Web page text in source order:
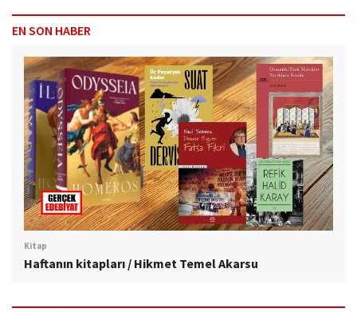
EN SON HABER
Kitap
Haftanın kitapları / Hikmet Temel Akarsu